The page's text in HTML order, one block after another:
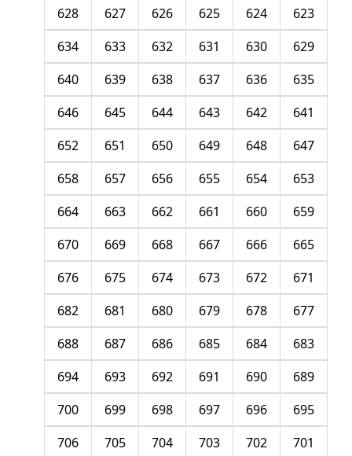
623
624
625
626
627
628
629
630
631
632
633
634
635
636
637
638
639
640
641
642
643
644
645
646
647
648
649
650
651
652
653
654
655
656
657
658
659
660
661
662
663
664
665
666
667
668
669
670
671
672
673
674
675
676
677
678
679
680
681
682
683
684
685
686
687
688
689
690
691
692
693
694
695
696
697
698
699
700
701
702
703
704
705
706